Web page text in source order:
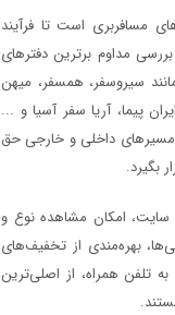
مسافربری است تا فرآیند
مداوم برترین دفترهای
سیروسفر، همسفر، میهن‌
پیما، آریا سفر آسیا و ...
مسیرهای داخلی و خارجی حق
بگیرد.
سایت، امکان مشاهده نوع و
بهره‌مندی از تخفیف‌های
تلفن همراه، از اصلی‌ترین